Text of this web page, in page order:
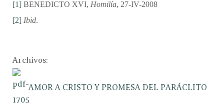
[1] BENEDICTO XVI, Homilía, 27-IV-2008
[2] Ibid.
Archivos:
AMOR A CRISTO Y PROMESA DEL PARÁCLITO